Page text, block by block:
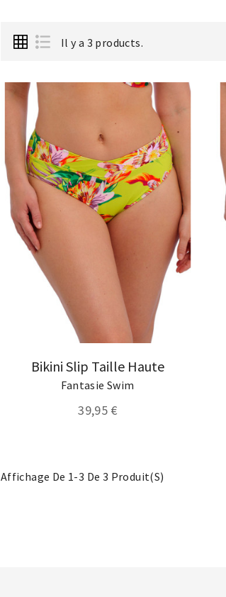
Il y a 3 products.
Bikini Slip Taille Haute
Fantasie Swim
39,95 €
Affichage De 1-3 De 3 Produit(s)